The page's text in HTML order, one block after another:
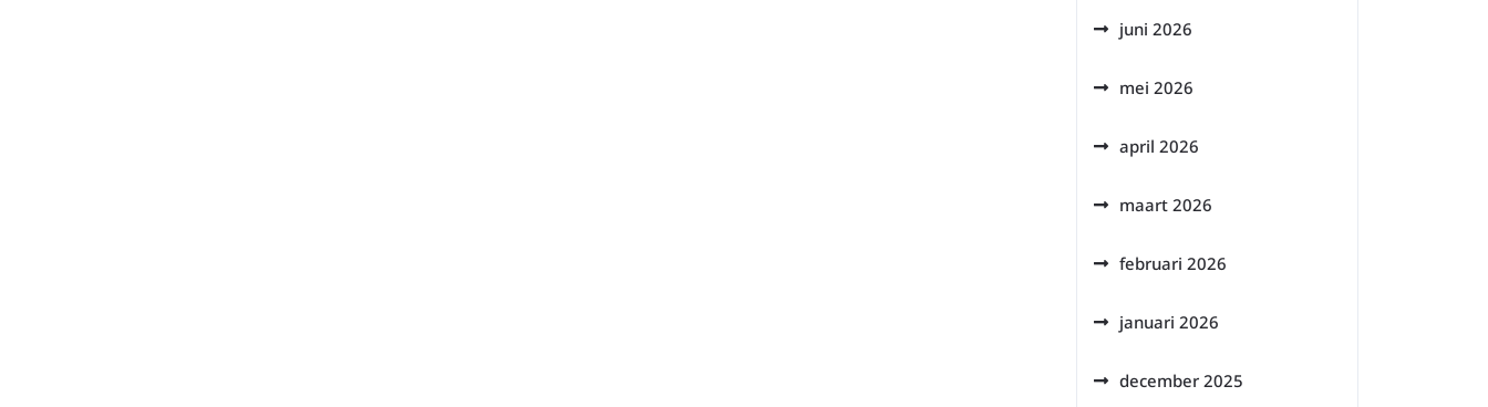
juni 2026
mei 2026
april 2026
maart 2026
februari 2026
januari 2026
december 2025